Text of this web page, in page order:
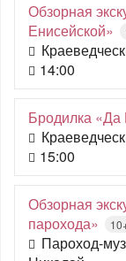
Обзорная
Енисейской»
14:00
Бродилка «Да
15:00
Обзорная
парохода»
Пароход-